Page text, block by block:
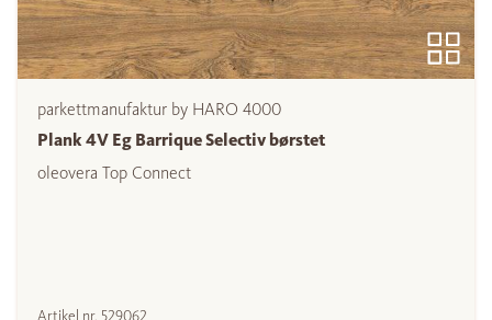
parkettmanufaktur by HARO 4000
Plank 4V Eg Barrique Selectiv børstet
oleovera Top Connect
Artikel nr. 529062